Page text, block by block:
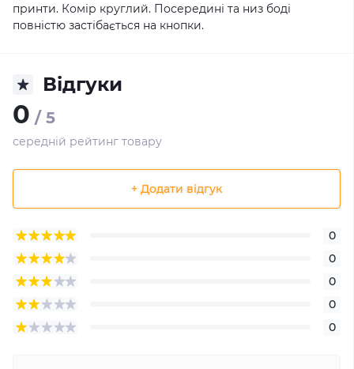
принти. Комір круглий. Посередині та низ боді
повністю застібається на кнопки.
Відгуки
0 / 5
середній рейтинг товару
+ Додати відгук
0
0
0
0
0